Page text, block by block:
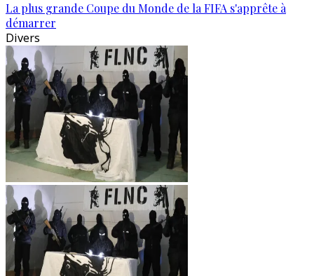
La plus grande Coupe du Monde de la FIFA s'apprête à
démarrer
Divers